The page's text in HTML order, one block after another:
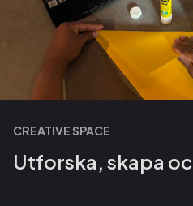
CREATIVE SPACE
Utforska, skapa